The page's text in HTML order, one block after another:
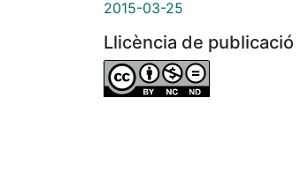
2015-03-25
Llicència de publicació